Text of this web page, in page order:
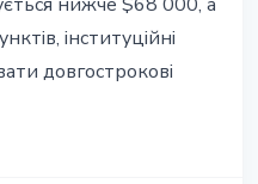
нижче $68 000, а
інституційні
довгострокові